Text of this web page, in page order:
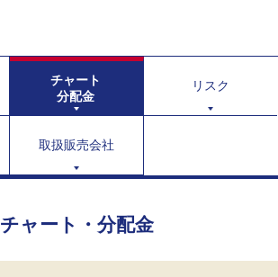
チャート
分配金
リスク
取扱販売会社
チャート・分配金